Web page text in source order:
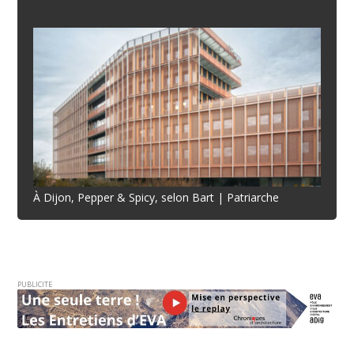
À Dijon, Pepper & Spicy, selon Bart | Patriarche
PUBLICITE